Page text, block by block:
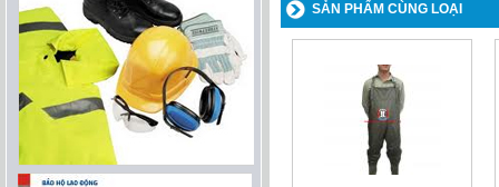
SẢN PHẨM CÙNG LOẠI